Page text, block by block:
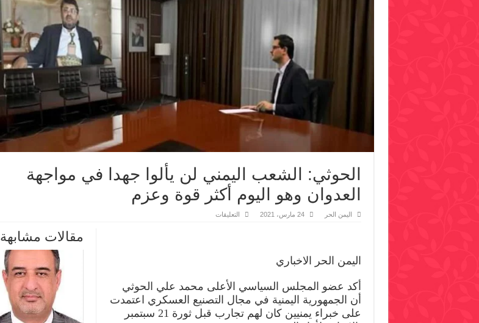
الحوثي: الشعب اليمني لن يألوا جهدا في مواجهة
العدوان وهو اليوم أكثر قوة وعزم
اليمن الحر 24 مارس، 2021 التعليقات
العدوان
وهو
اليوم
أكثر
قوة
مقالات مشابهة
اليمن الحر الاخباري
أكد عضو المجلس السياسي الأعلى محمد علي الحوثي
أن الجمهورية اليمنية في مجال التصنيع العسكري اعتمدت
على خبراء يمنيين كان لهم تجارب قبل ثورة 21 سبتمبر